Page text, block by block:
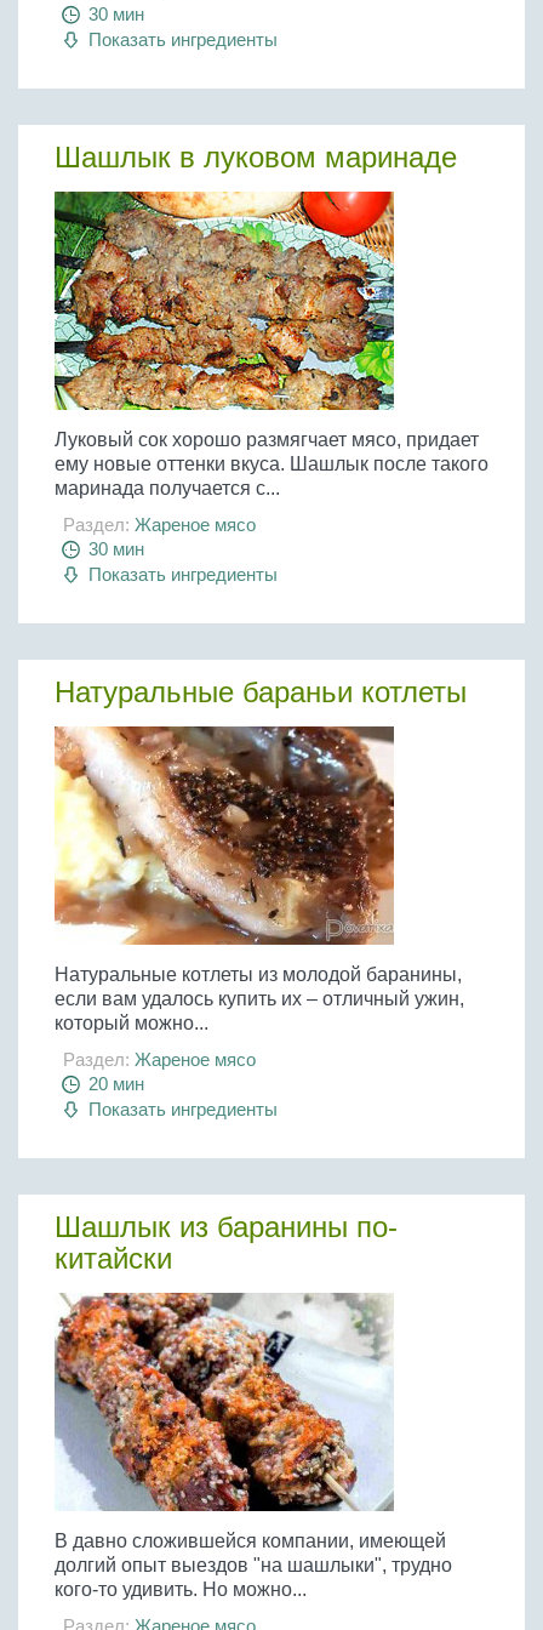
Бобовые
Яйца
Крупы
30 мин
Показать ингредиенты
Шашлык в луковом маринаде
Луковый сок хорошо размягчает мясо, придает
ему новые оттенки вкуса. Шашлык после такого
маринада получается с...
Раздел: Жареное мясо
30 мин
Показать ингредиенты
Натуральные бараньи котлеты
Натуральные котлеты из молодой баранины,
если вам удалось купить их – отличный ужин,
который можно...
Раздел: Жареное мясо
20 мин
Показать ингредиенты
Шашлык из баранины по-
китайски
В давно сложившейся компании, имеющей
долгий опыт выездов "на шашлыки", трудно
кого-то удивить. Но можно...
Раздел: Жареное мясо